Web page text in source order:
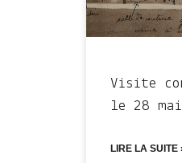
Visite
le 28 mai
LIRE LA SUITE